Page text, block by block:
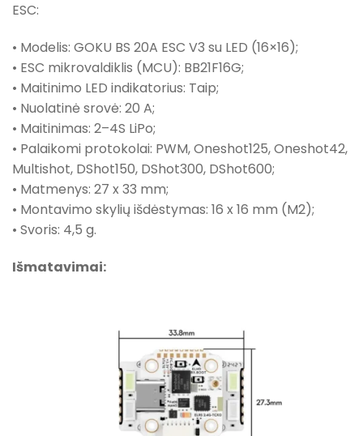
ESC:
• Modelis: GOKU BS 20A ESC V3 su LED (16×16);
• ESC mikrovaldiklis (MCU): BB21F16G;
• Maitinimo LED indikatorius: Taip;
• Nuolatinė srovė: 20 A;
• Maitinimas: 2–4S LiPo;
• Palaikomi protokolai: PWM, Oneshot125, Oneshot42,
Multishot, DShot150, DShot300, DShot600;
• Matmenys: 27 x 33 mm;
• Montavimo skylių išdėstymas: 16 x 16 mm (M2);
• Svoris: 4,5 g.
Išmatavimai: